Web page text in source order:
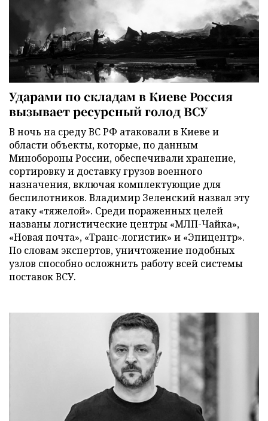
Ударами по складам в Киеве Россия
вызывает ресурсный голод ВСУ
В ночь на среду ВС РФ атаковали в Киеве и
области объекты, которые, по данным
Минобороны России, обеспечивали хранение,
сортировку и доставку грузов военного
назначения, включая комплектующие для
беспилотников. Владимир Зеленский назвал эту
атаку «тяжелой». Среди пораженных целей
названы логистические центры «МЛП-Чайка»,
«Новая почта», «Транс-логистик» и «Эпицентр».
По словам экспертов, уничтожение подобных
узлов способно осложнить работу всей системы
поставок ВСУ.